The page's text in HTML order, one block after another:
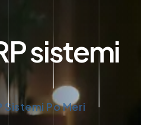
sistemi
Sistemi Po Meri